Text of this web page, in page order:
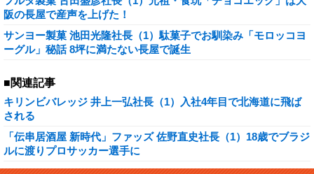
阪の長屋で産声を上げた！
サンヨー製菓 池田光隆社長（1）駄菓子でお馴染み「モロッコヨ
ーグル」秘話 8坪に満たない長屋で誕生
■関連記事
キリンビバレッジ 井上一弘社長（1）入社4年目で北海道に飛ば
される
「伝串居酒屋 新時代」ファッズ 佐野直史社長（1）18歳でブラジ
ルに渡りプロサッカー選手に